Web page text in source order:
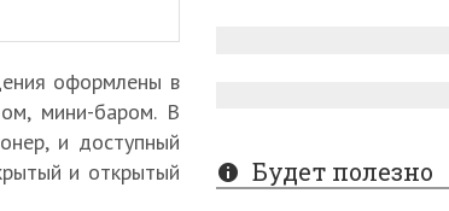
оформлены в
мини-баром. В
и доступный
и открытый
Будет полезно